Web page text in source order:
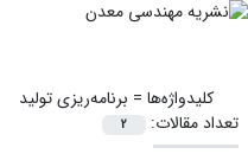
کلیدواژه‌ها = برنامه‌ریزی تولید
تعداد مقالات:
2